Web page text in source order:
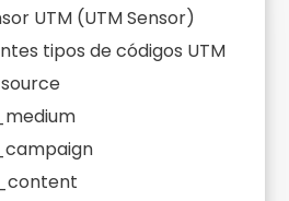
UTM (UTM Sensor)
tipos de códigos UTM